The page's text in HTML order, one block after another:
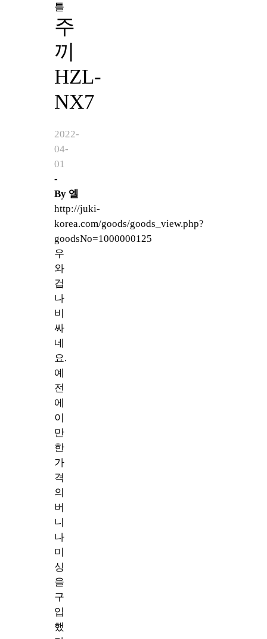
틀
주
끼
HZL-
NX7
2022-
04-
01
-
By 엘
http://juki-
korea.com/goods/goods_view.php?
goodsNo=1000000125
우
와
겁
나
비
싸
네
요.
예
전
에
이
만
한
가
격
의
버
니
나
미
싱
을
구
입
했